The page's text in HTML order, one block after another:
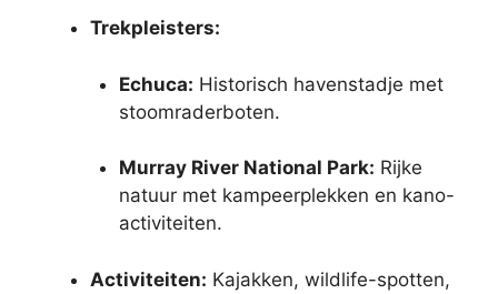
Trekpleisters:
Echuca: Historisch havenstadje met
stoomraderboten.
Murray River National Park: Rijke
natuur met kampeerplekken en kano-
activiteiten.
Activiteiten: Kajakken, wildlife-spotten,